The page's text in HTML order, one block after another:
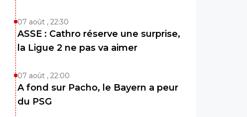
07 août , 22:30
ASSE : Cathro réserve une surprise,
la Ligue 2 ne pas va aimer
07 août , 22:00
A fond sur Pacho, le Bayern a peur
du PSG